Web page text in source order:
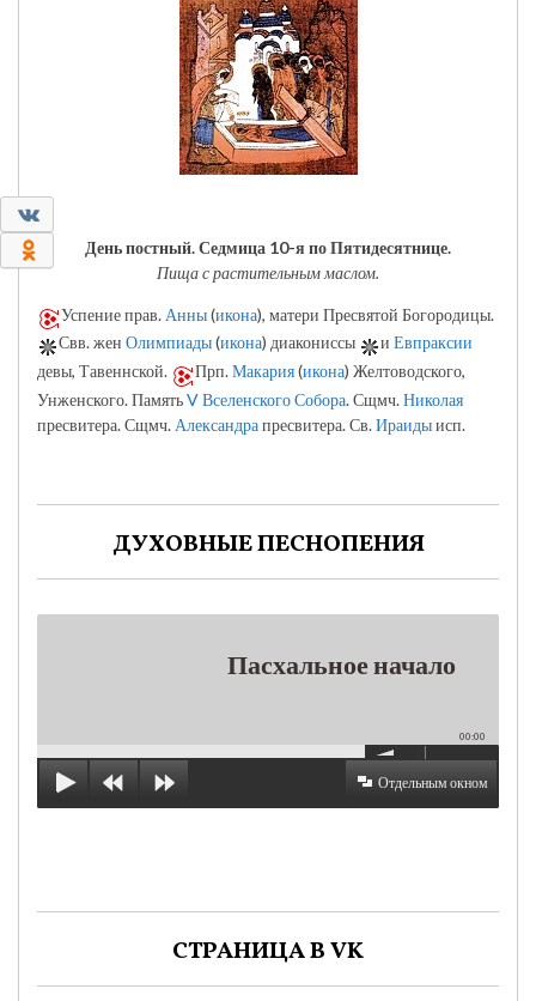
0День постный.Седмица 10-я по Пятидесятнице.
Пища с растительным маслом.
Успение прав. Анны(икона), матери Пресвятой Богородицы.
Свв. жен Олимпиады(икона) диакониссы и Евпраксии
девы, Тавеннской.
Прп.Макария(икона) Желтоводского,
Унженского. ПамятьV Вселенского Собора. Сщмч.Николая
пресвитера. Сщмч. Александрапресвитера. Св.Ираидыисп.
ДУХОВНЫЕ ПЕСНОПЕНИЯ
Пасхальное начало
00:00
Отдельным окном
СТРАНИЦА В VK